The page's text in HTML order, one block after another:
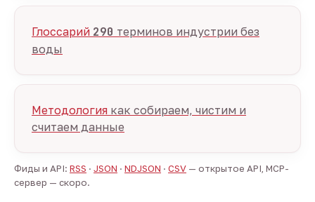
Глоссарий 290 терминов индустрии без
воды
Методология как собираем, чистим и
считаем данные
Фиды и API: RSS · JSON · NDJSON · CSV — открытое API, MCP-
сервер — скоро.